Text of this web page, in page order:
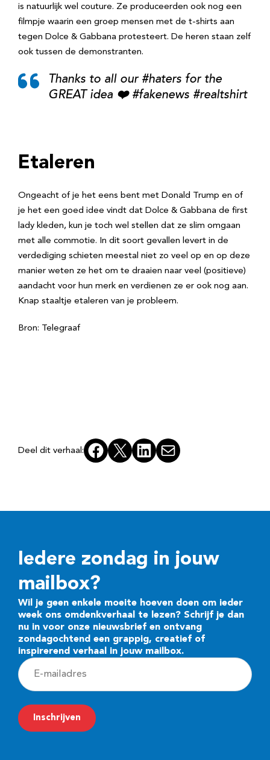
is natuurlijk wel couture. Ze produceerden ook nog een
filmpje waarin een groep mensen met de t-shirts aan
tegen Dolce & Gabbana protesteert. De heren staan zelf
ook tussen de demonstranten.
Thanks to all our #haters for the
GREAT idea ❤️ #fakenews #realtshirt
Etaleren
Ongeacht of je het eens bent met Donald Trump en of
je het een goed idee vindt dat Dolce & Gabbana de first
lady kleden, kun je toch wel stellen dat ze slim omgaan
met alle commotie. In dit soort gevallen levert in de
verdediging schieten meestal niet zo veel op en op deze
manier weten ze het om te draaien naar veel (positieve)
aandacht voor hun merk en verdienen ze er ook nog aan.
Knap staaltje etaleren van je probleem.
Bron: Telegraaf
Deel dit verhaal: Facebook
X LinkedInE-mail
Iedere zondag in jouw
mailbox?
Wil je geen enkele moeite hoeven doen om ieder
week ons omdenkverhaal te lezen? Schrijf je dan
nu in voor onze nieuwsbrief en ontvang
zondagochtend een grappig, creatief of
inspirerend verhaal in jouw mailbox.
E
-
m
a
Inschrijven